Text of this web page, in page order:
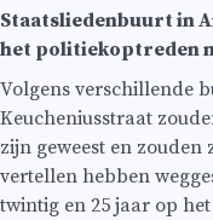
Staatsliedenbuurt in
het politiekoptreden
Volgens verschillende
Keucheniusstraat
zijn geweest en
vertellen hebben
twintig en 25 jaar op